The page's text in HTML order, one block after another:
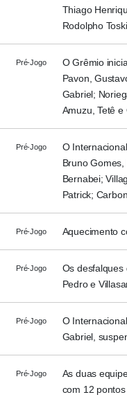
Thiago
Rodolpho
Pré-Jogo
O Grêmio
Pavon,
Gabriel;
Amuzu, Tetê e
Pré-Jogo
O
Bruno
Bernabei;
Patrick;
Pré-Jogo Aquecimento
Pré-Jogo
Os desfalques
Pedro e
Pré-Jogo
O
Gabriel,
Pré-Jogo
As duas
com 12